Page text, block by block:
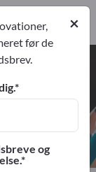
1
1
×
før de
og